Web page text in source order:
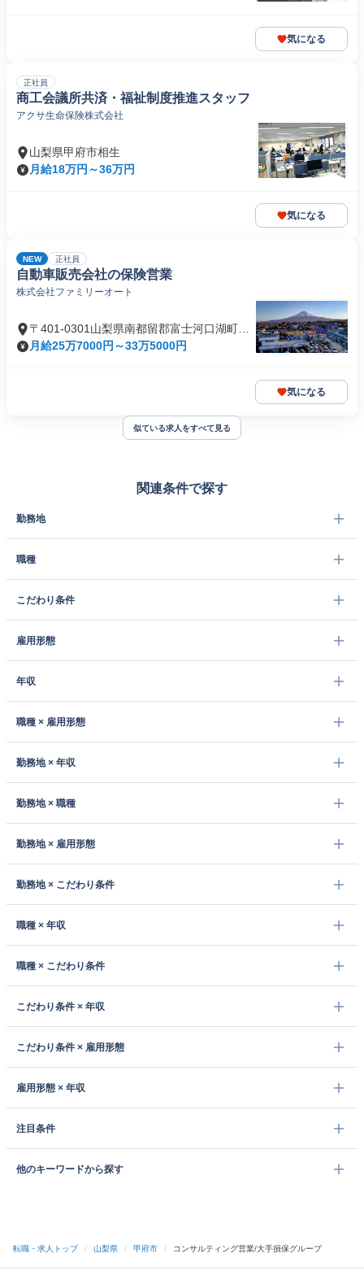
気になる
正社員
商工会議所共済・福祉制度推進スタッフ
アクサ生命保険株式会社
山梨県甲府市相生
月給18万円～36万円
気になる
NEW 正社員
自動車販売会社の保険営業
株式会社ファミリーオート
〒401-0301山梨県南都留郡富士河口湖町船
津
月給25万7000円～33万5000円
気になる
似ている求人をすべて見る
関連条件で探す
勤務地
職種
こだわり条件
雇用形態
年収
職種 × 雇用形態
勤務地 × 年収
勤務地 × 職種
勤務地 × 雇用形態
勤務地 × こだわり条件
職種 × 年収
職種 × こだわり条件
こだわり条件 × 年収
こだわり条件 × 雇用形態
雇用形態 × 年収
注目条件
他のキーワードから探す
転職・求人トップ / 山梨県 / 甲府市 / コンサルティング営業/大手損保グループ